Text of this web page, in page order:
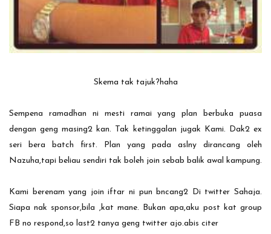
Skema tak tajuk?haha
Sempena ramadhan ni mesti ramai yang plan berbuka puasa
dengan geng masing2 kan. Tak ketinggalan jugak Kami. Dak2 ex
seri bera batch first. Plan yang pada aslny dirancang oleh
Nazuha,tapi beliau sendiri tak boleh join sebab balik awal kampung.
Kami berenam yang join iftar ni pun bncang2 Di twitter Sahaja.
Siapa nak sponsor,bila ,kat mane. Bukan apa,aku post kat group
FB no respond,so last2 tanya geng twitter ajo.abis citer